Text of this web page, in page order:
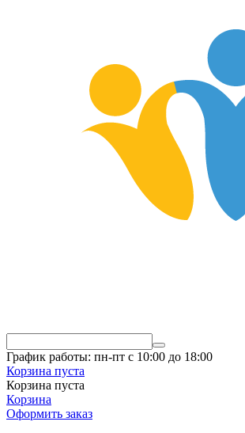
График работы: пн-пт с 10:00 до 18:00
Корзина пуста
Корзина пуста
Корзина
Оформить заказ